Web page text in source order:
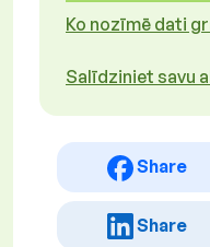
Ko nozīmē dati
Salīdziniet savu
Share
Share